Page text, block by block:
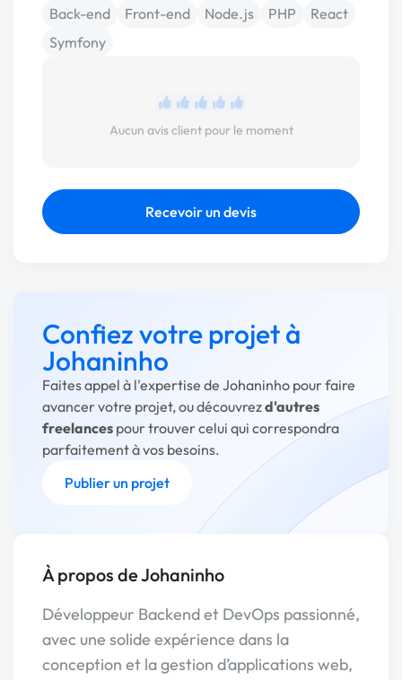
Back-end Front-end Node.js PHP
React
Symfony
Aucun avis client pour le moment
Recevoir un devis
Confiez votre projet à
Johaninho
Faites appel à l'expertise de Johaninho pour faire
avancer votre projet, ou découvrezd'autres
freelances pour trouver celui qui correspondra
parfaitement à vos besoins.
Publier un projet
À propos de Johaninho
Développeur Backend et DevOps passionné,
avec une solide expérience dans la
conception et la gestion d’applications web,